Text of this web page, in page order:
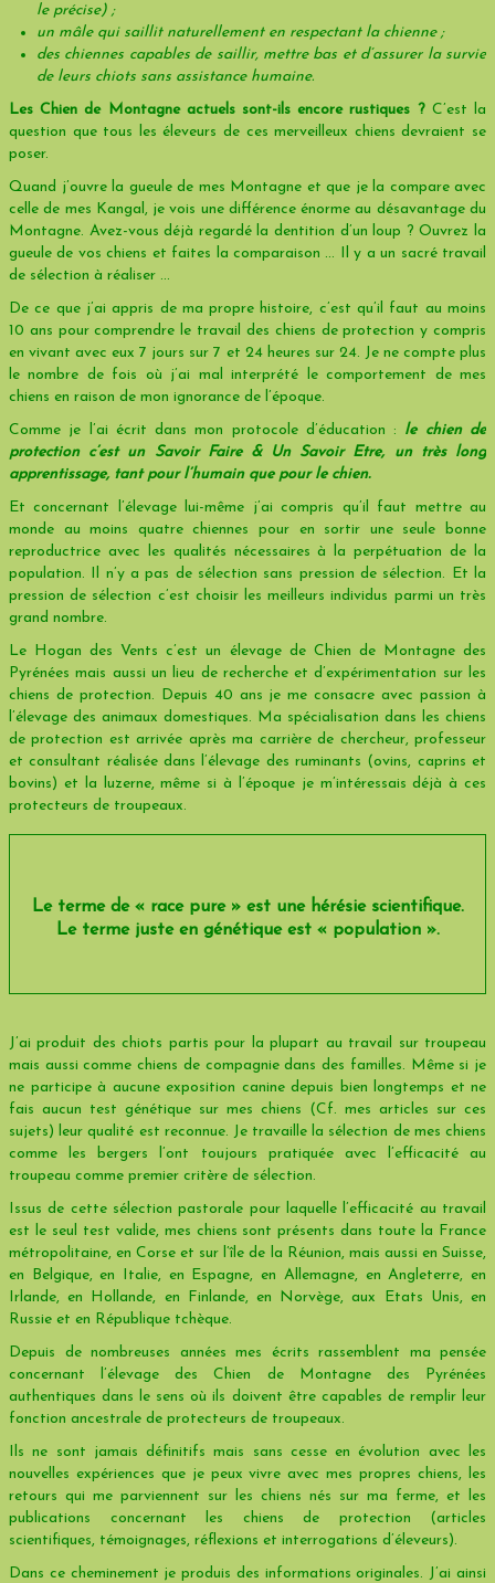
le précise) ;
un mâle qui saillit naturellement en respectant la chienne ;
des chiennes capables de saillir, mettre bas et d’assurer la survie
de leurs chiots sans assistance humaine.
Les Chien de Montagne actuels sont-ils encore rustiques ?C’est la
question que tous les éleveurs de ces merveilleux chiens devraient se
poser.
Quand j’ouvre la gueule de mes Montagne et que je la compare avec
celle de mes Kangal, je vois une différence énorme au désavantage du
Montagne. Avez-vous déjà regardé la dentition d’un loup ? Ouvrez la
gueule de vos chiens et faites la comparaison … Il y a un sacré travail
de sélection à réaliser ...
De ce que j’ai appris de ma propre histoire, c’est qu’il faut au moins
10 ans pour comprendre le travail des chiens de protection y compris
en vivant avec eux 7 jours sur 7 et 24 heures sur 24. Je ne compte plus
le nombre de fois où j’ai mal interprété le comportement de mes
chiens en raison de mon ignorance de l’époque.
Comme je l’ai écrit dans mon protocole d’éducation : le chien de
protection c’est un Savoir Faire & Un Savoir Etre, un très long
apprentissage, tant pour l’humain que pour le chien.
Et concernant l’élevage lui-même j’ai compris qu’il faut mettre au
monde au moins quatre chiennes pour en sortir une seule bonne
reproductrice avec les qualités nécessaires à la perpétuation de la
population. Il n’y a pas de sélection sans pression de sélection. Et la
pression de sélection c’est choisir les meilleurs individus parmi un très
grand nombre.
Le Hogan des Vents c’est un élevage de Chien de Montagne des
Pyrénées mais aussi un lieu de recherche et d’expérimentation sur les
chiens de protection. Depuis 40 ans je me consacre avec passion à
l’élevage des animaux domestiques. Ma spécialisation dans les chiens
de protection est arrivée après ma carrière de chercheur, professeur
et consultant réalisée dans l’élevage des ruminants (ovins, caprins et
bovins) et la luzerne, même si à l’époque je m’intéressais déjà à ces
protecteurs de troupeaux.
Le terme de « race pure » est une hérésie scientifique.
Le terme juste en génétique est « population ».
J’ai produit des chiots partis pour la plupart au travail sur troupeau
mais aussi comme chiens de compagnie dans des familles. Même si je
ne participe à aucune exposition canine depuis bien longtemps et ne
fais aucun test génétique sur mes chiens (Cf. mes articles sur ces
sujets) leur qualité est reconnue. Je travaille la sélection de mes chiens
comme les bergers l’ont toujours pratiquée avec l’efficacité au
troupeau comme premier critère de sélection.
Issus de cette sélection pastorale pour laquelle l’efficacité au travail
est le seul test valide, mes chiens sont présents dans toute la France
métropolitaine, en Corse et sur l’île de la Réunion, mais aussi en Suisse,
en Belgique, en Italie, en Espagne, en Allemagne, en Angleterre, en
Irlande, en Hollande, en Finlande, en Norvège, aux Etats Unis, en
Russie et en République tchèque.
Depuis de nombreuses années mes écrits rassemblent ma pensée
concernant l’élevage des Chien de Montagne des Pyrénées
authentiques dans le sens où ils doivent être capables de remplir leur
fonction ancestrale de protecteurs de troupeaux.
Ils ne sont jamais définitifs mais sans cesse en évolution avec les
nouvelles expériences que je peux vivre avec mes propres chiens, les
retours qui me parviennent sur les chiens nés sur ma ferme, et les
publications concernant les chiens de protection (articles
scientifiques, témoignages, réflexions et interrogations d’éleveurs).
Dans ce cheminement je produis des informations originales. J’ai ainsi